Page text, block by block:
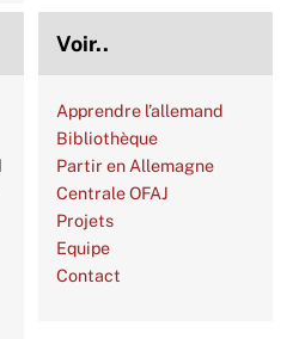
Voir..
Apprendre l’allemand
Bibliothèque
Partir en Allemagne
Centrale OFAJ
Projets
Equipe
Contact